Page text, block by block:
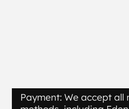
Payment: We accept all